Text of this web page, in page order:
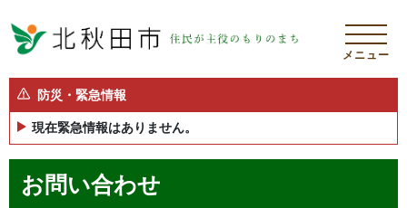
メニュー
防災・緊急情報
現在緊急情報はありません。
お問い合わせ